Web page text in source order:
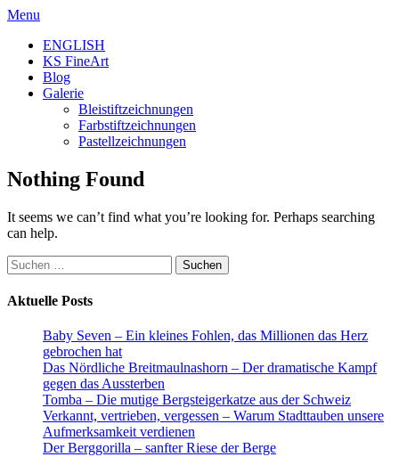
Skip
content
Menu
ENGLISH
KS FineArt
Blog
Galerie
Bleistiftzeichnungen
Farbstiftzeichnungen
Pastellzeichnungen
Nothing Found
It seems we can’t find what you’re looking for. Perhaps searching
can help.
Suchen
nach:
Aktuelle Posts
Baby Seven – Ein kleines Fohlen, das Millionen das Herz
gebrochen hat
Das Nördliche Breitmaulnashorn – Der dramatische Kampf
gegen das Aussterben
Tomba – Die mutige Bergsteigerkatze aus der Schweiz
Verkannt, vertrieben, vergessen – Warum Stadttauben unsere
Aufmerksamkeit verdienen
Der Berggorilla – sanfter Riese der Berge